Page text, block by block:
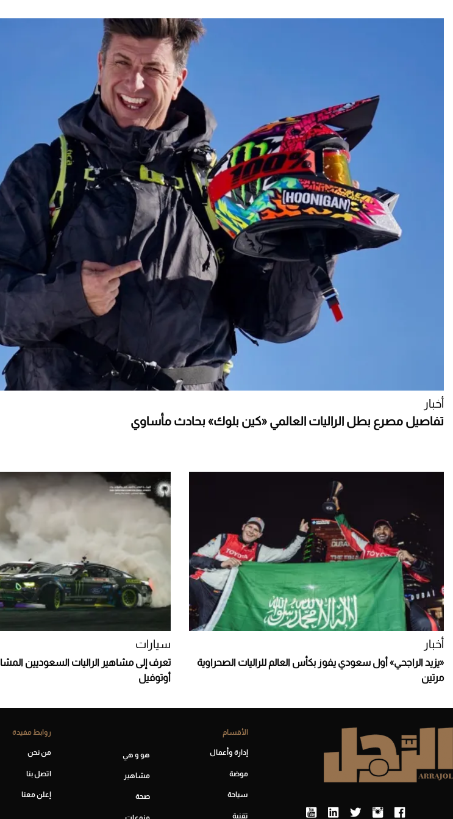
أخبار
تفاصيل مصرع بطل الراليات العالمي «كين بلوك» بحادث مأساوي
أخبار
«يزيد الراجحي» أول سعودي يفوز بكأس العالم للراليات الصحراوية
مرتين
سيارات
تعرف إلى مشاهير الراليات السعوديين
أوتوفيل
الأقسام
إدارة وأعمال
موضة
سياحة
تقنية
هو و هي
مشاهير
صحة
روابط مفيدة
من نحن
اتصل بنا
إعلن معنا